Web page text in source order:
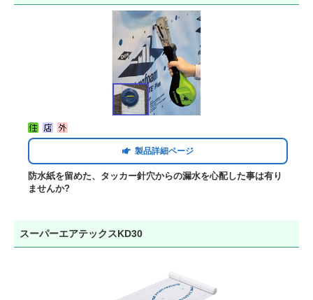
製品詳細ページ
防水紙を留めた、タッカー針穴からの漏水を心配した事は有り
ませんか?
スーパーエアテックスKD30